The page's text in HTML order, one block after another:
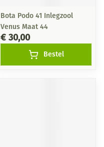
Bota Podo 41 Inlegzool
Venus Maat 44
€ 30,00
Bestel